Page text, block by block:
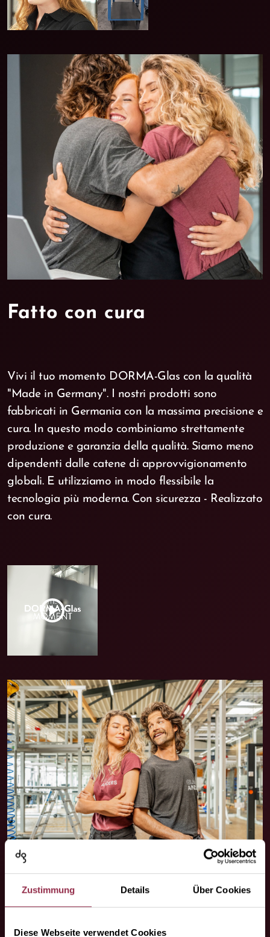
Zustimmung Details Über Cookies
Diese Webseite verwendet Cookies
Fatto con cura
Vivi il tuo momento DORMA-Glas con la qualità
"Made in Germany". I nostri prodotti sono
fabbricati in Germania con la massima precisione e
cura. In questo modo combiniamo strettamente
produzione e garanzia della qualità. Siamo meno
dipendenti dalle catene di approvvigionamento
globali. E utilizziamo in modo flessibile la
tecnologia più moderna. Con sicurezza - Realizzato
con cura.
play_circle